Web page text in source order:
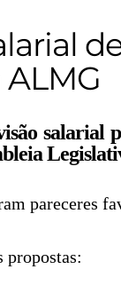
salarial
pareceres
propostas: